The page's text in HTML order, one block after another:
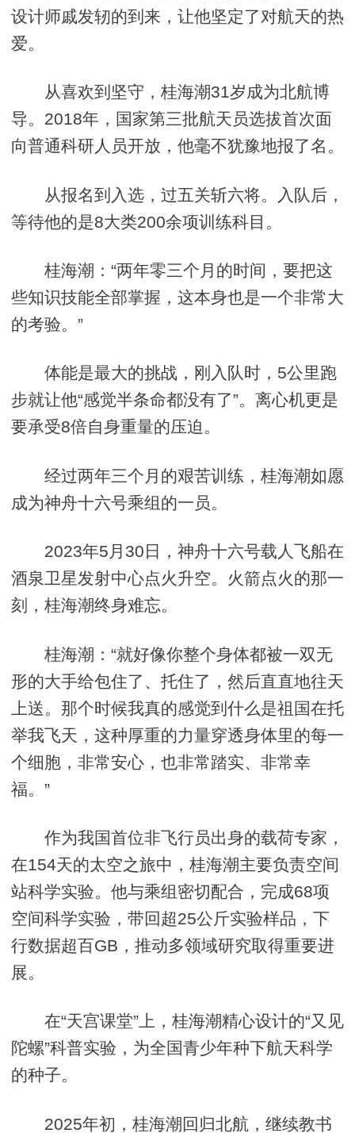
设计师戚发轫的到来，让他坚定了对航天的热
爱。
从喜欢到坚守，桂海潮31岁成为北航博
导。2018年，国家第三批航天员选拔首次面
向普通科研人员开放，他毫不犹豫地报了名。
从报名到入选，过五关斩六将。入队后，
等待他的是8大类200余项训练科目。
桂海潮：“两年零三个月的时间，要把这
些知识技能全部掌握，这本身也是一个非常大
的考验。”
体能是最大的挑战，刚入队时，5公里跑
步就让他“感觉半条命都没有了”。离心机更是
要承受8倍自身重量的压迫。
经过两年三个月的艰苦训练，桂海潮如愿
成为神舟十六号乘组的一员。
2023年5月30日，神舟十六号载人飞船在
酒泉卫星发射中心点火升空。火箭点火的那一
刻，桂海潮终身难忘。
桂海潮：“就好像你整个身体都被一双无
形的大手给包住了、托住了，然后直直地往天
上送。那个时候我真的感觉到什么是祖国在托
举我飞天，这种厚重的力量穿透身体里的每一
个细胞，非常安心，也非常踏实、非常幸
福。”
作为我国首位非飞行员出身的载荷专家，
在154天的太空之旅中，桂海潮主要负责空间
站科学实验。他与乘组密切配合，完成68项
空间科学实验，带回超25公斤实验样品，下
行数据超百GB，推动多领域研究取得重要进
展。
在“天宫课堂”上，桂海潮精心设计的“又见
陀螺”科普实验，为全国青少年种下航天科学
的种子。
2025年初，桂海潮回归北航，继续教书